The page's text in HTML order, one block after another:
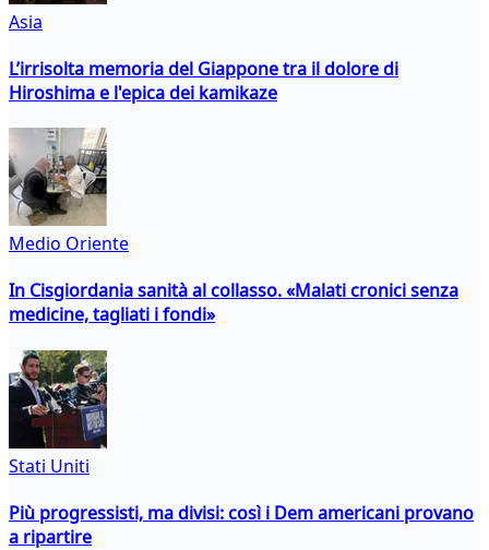
Asia
L’irrisolta memoria del Giappone tra il dolore di
Hiroshima e l'epica dei kamikaze
Medio Oriente
In Cisgiordania sanità al collasso. «Malati cronici senza
medicine, tagliati i fondi»
Stati Uniti
Più progressisti, ma divisi: così i Dem americani provano
a ripartire